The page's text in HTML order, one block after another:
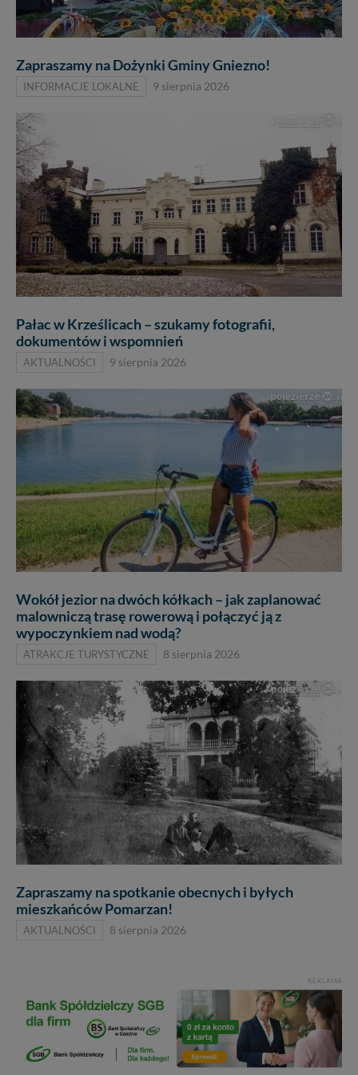
Zapraszamy na Dożynki Gminy Gniezno!
INFORMACJE LOKALNE 9 sierpnia 2026
Pałac w Krześlicach – szukamy fotografii,
dokumentów i wspomnień
AKTUALNOŚCI 9 sierpnia 2026
Wokół jezior na dwóch kółkach – jak zaplanować
malowniczą trasę rowerową i połączyć ją z
wypoczynkiem nad wodą?
ATRAKCJE TURYSTYCZNE 8 sierpnia 2026
Zapraszamy na spotkanie obecnych i byłych
mieszkańców Pomarzan!
AKTUALNOŚCI 8 sierpnia 2026
REKLAMA
praw w odniesieniu do informacji zawartych w plikach
cookies. Twoja przeglądarka umożliwia Ci skasowanie
tych plików - w pewnych przypadkach nie możemy tego
Dziękujemy.
Pojezierze Gnieźnieńskie - na weekend, wycieczkę,